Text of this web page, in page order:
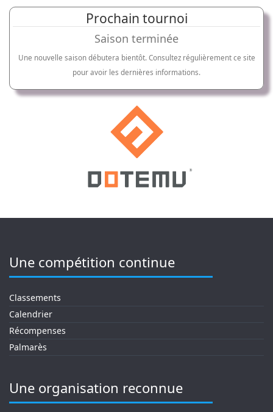
Prochain tournoi
Saison terminée
Une nouvelle saison débutera bientôt. Consultez régulièrement ce site
pour avoir les dernières informations.
Une compétition continue
Classements
Calendrier
Récompenses
Palmarès
Une organisation reconnue